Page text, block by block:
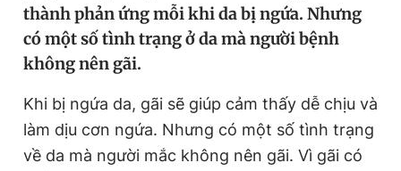
Video Magazine
Sản phẩm khác
Tiện ích Bạn cần biết
thành phản ứng mỗi khi da bị ngứa. Nhưng
có một số tình trạng ở da mà người bệnh
không nên gãi.
Khi bị ngứa da, gãi sẽ giúp cảm thấy dễ chịu và
làm dịu cơn ngứa. Nhưng có một số tình trạng
về da mà người mắc không nên gãi. Vì gãi có